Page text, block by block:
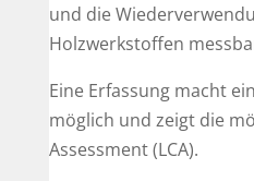
und die
Holzwerkstoffen
Eine Erfassung macht
möglich und zeigt die
Assessment (LCA).